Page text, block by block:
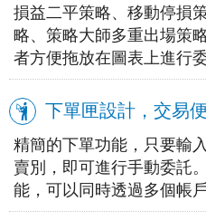
損益二平策略、移動停損
略、策略大師多重出場策
者方便拖放在圖表上進行委
下單匣設計，交易
精簡的下單功能，只要輸
賣別，即可進行手動委託
能，可以同時透過多個帳